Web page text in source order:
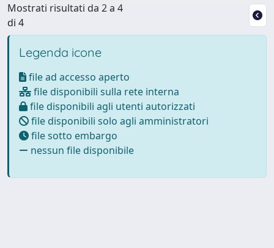
Mostrati risultati da 2 a 4
di 4
Legenda icone
file ad accesso aperto
file disponibili sulla rete interna
file disponibili agli utenti autorizzati
file disponibili solo agli amministratori
file sotto embargo
nessun file disponibile